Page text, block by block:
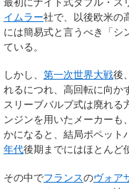
イムラー社で、以後欧米の
には簡易式と言うべき「シ
ている。
しかし、 第一次世界大戦後
れるにつれ、高回転に向か
スリーブバルブ式は廃れる
ンジンを用いたメーカーも
かになると、結局ポペット
年代後期までにはほとんど
その中でフランスのヴォア